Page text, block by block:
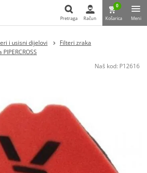
Pretraga Račun
0
Košarica Meni
i usisni dijelovi
Filteri zraka
Naš kod: P12616